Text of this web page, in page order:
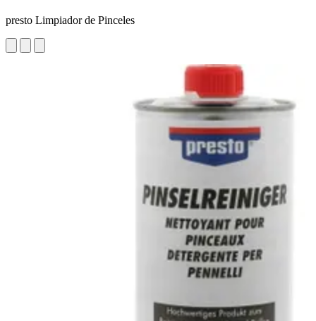
presto Limpiador de Pinceles